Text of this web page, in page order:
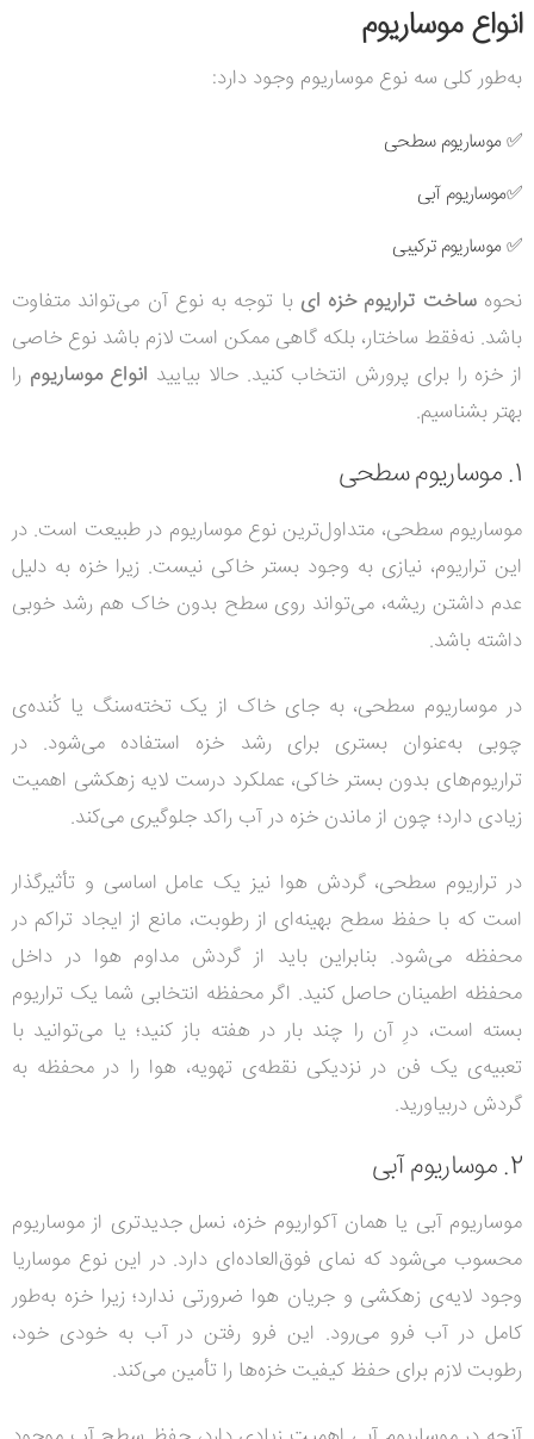
انواع موساریوم
به‌طور کلی سه نوع موساریوم وجود دارد:
✅ موساریوم سطحی
✅موساریوم آبی
✅ موساریوم ترکیبی
نحوهساخت تراریوم خزه‌ ای با توجه به نوع آن می‌تواند متفاوت
باشد. نه‌فقط ساختار، بلکه گاهی ممکن است لازم باشد نوع خاصی
از خزه را برای پرورش انتخاب کنید. حالا بیایید انواع موساریوم را
بهتر بشناسیم.
1. موساریوم سطحی
موساریوم سطحی، متداول‌ترین نوع موساریوم در طبیعت است. در
این تراریوم، نیازی به وجود بستر خاکی نیست. زیرا خزه به دلیل
عدم داشتن ریشه، می‌تواند روی سطح بدون خاک هم رشد خوبی
داشته باشد.
در موساریوم سطحی، به جای خاک از یک تخته‌سنگ یا کُنده‌ی
چوبی به‌عنوان بستری برای رشد خزه استفاده می‌شود. در
تراریوم‌های بدون بستر خاکی، عملکرد درست لایه زهکشی اهمیت
زیادی دارد؛ چون از ماندن خزه در آب راکد جلوگیری می‌کند.
در تراریوم سطحی، گردش هوا نیز یک عامل اساسی و تأثیرگذار
است که با حفظ سطح بهینه‌ای از رطوبت، مانع از ایجاد تراکم در
محفظه می‌شود. بنابراین باید از گردش مداوم هوا در داخل
محفظه اطمینان حاصل کنید. اگر محفظه انتخابی شما یک تراریوم
بسته است، درِ آن را چند بار در هفته باز کنید؛ یا می‌توانید با
تعبیه‌ی یک فن در نزدیکی نقطه‌ی تهویه، هوا را در محفظه به
گردش دربیاورید.
2. موساریوم آبی
موساریوم آبی یا همان آکواریوم خزه، نسل جدیدتری از موساریوم
محسوب می‌شود که نمای فوق‌العاده‌ای دارد. در این نوع موساریا
وجود لایه‌ی زهکشی و جریان هوا ضرورتی ندارد؛ زیرا خزه به‌طور
کامل در آب فرو می‌رود. این فرو رفتن در آب به خودی خود،
رطوبت لازم برای حفظ کیفیت خزه‌ها را تأمین می‌کند.